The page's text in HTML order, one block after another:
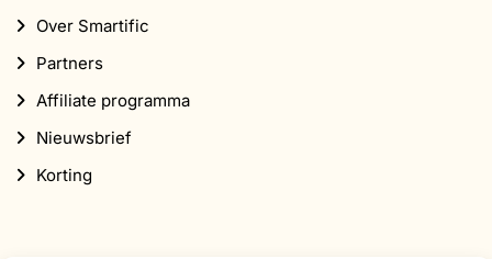
Over Smartific
Partners
Affiliate programma
Nieuwsbrief
Korting